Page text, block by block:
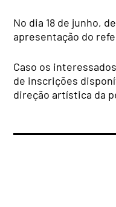
No dia 18 de junho,
apresentação do
Caso os
de inscrições
direção artística da